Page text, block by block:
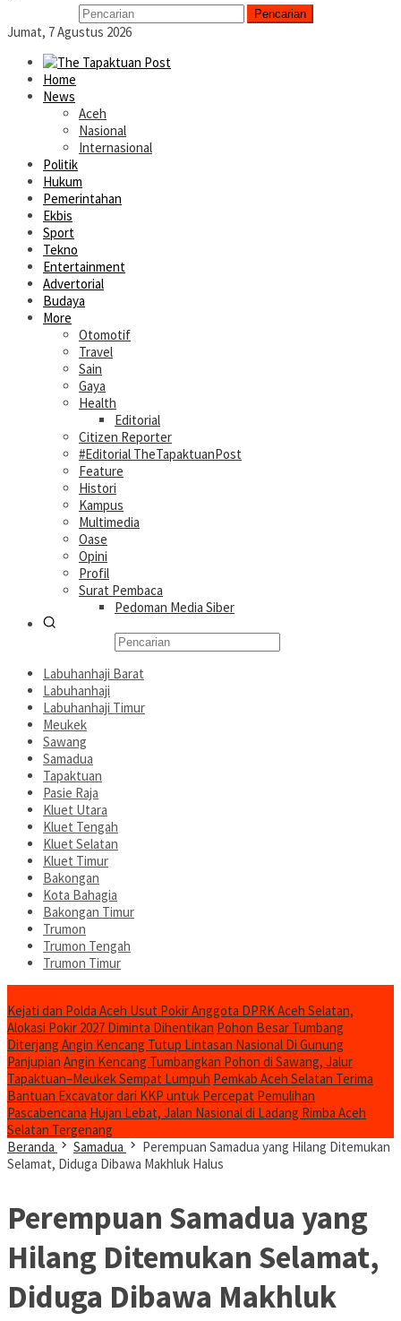
Pencarian
Jumat, 7 Agustus 2026
Home
News
Aceh
Nasional
Internasional
Politik
Hukum
Pemerintahan
Ekbis
Sport
Tekno
Entertainment
Advertorial
Budaya
More
Otomotif
Travel
Sain
Gaya
Health
Editorial
Citizen Reporter
#Editorial TheTapaktuanPost
Feature
Histori
Kampus
Multimedia
Oase
Opini
Profil
Surat Pembaca
Pedoman Media Siber
Labuhanhaji Barat
Labuhanhaji
Labuhanhaji Timur
Meukek
Sawang
Samadua
Tapaktuan
Pasie Raja
Kluet Utara
Kluet Tengah
Kluet Selatan
Kluet Timur
Bakongan
Kota Bahagia
Bakongan Timur
Trumon
Trumon Tengah
Trumon Timur
Kejati dan Polda Aceh Usut Pokir Anggota DPRK Aceh Selatan,
Alokasi Pokir 2027 Diminta Dihentikan Pohon Besar Tumbang
Diterjang Angin Kencang Tutup Lintasan Nasional Di Gunung
Panjupian Angin Kencang Tumbangkan Pohon di Sawang, Jalur
Tapaktuan–Meukek Sempat Lumpuh Pemkab Aceh Selatan Terima
Bantuan Excavator dari KKP untuk Percepat Pemulihan
Pascabencana Hujan Lebat, Jalan Nasional di Ladang Rimba Aceh
Selatan Tergenang
Beranda
Samadua
Perempuan Samadua yang Hilang Ditemukan
Selamat, Diduga Dibawa Makhluk Halus
Perempuan Samadua yang
Hilang Ditemukan Selamat,
Diduga Dibawa Makhluk